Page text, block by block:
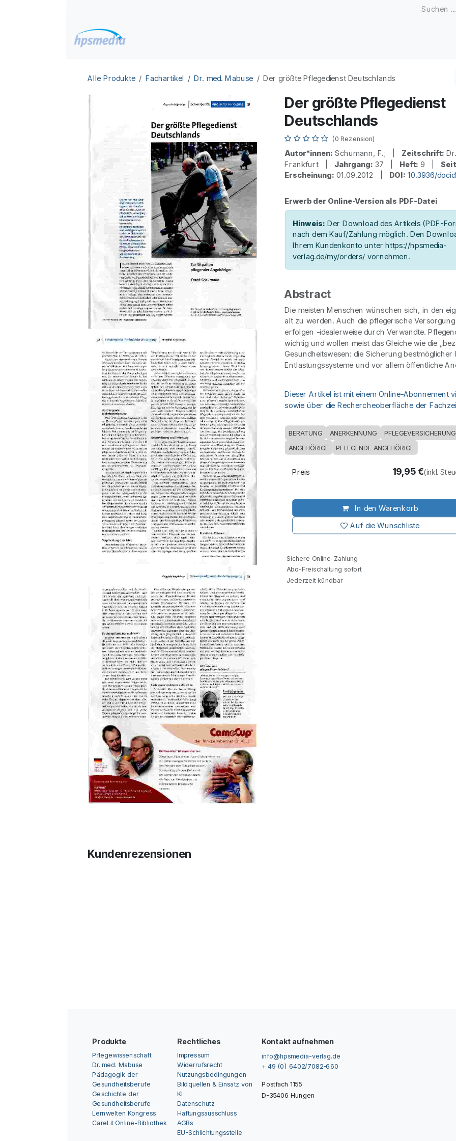
Alle Produkte Fachartikel Dr. med. Mabuse Der größte Pflegedienst Deutschlands
Der größte Pflegedienst
Deutschlands
(0 Rezension)
Autor*innen: Schumann, F.; | Zeitschrift:
Frankfurt | Jahrgang: 37 | Heft: 9 |
Erscheinung: 01.09.2012 | DOI: 10.3936/
Erwerb der Online-Version als PDF-Datei
Hinweis: Der Download des Artikels (PDF-
nach dem Kauf/Zahlung möglich. Den
Ihrem Kundenkonto unter https://hpsmedia-
verlag.de/my/orders/ vornehmen.
Abstract
Die meisten Menschen wünschen sich, in den
alt zu werden. Auch die pflegerische
erfolgen -idealerweise durch Verwandte.
wichtig und wollen meist das Gleiche wie die
Gesundheitswesen: die Sicherung bestmöglicher
Entlastungssysteme und vor allem öffentliche
Dieser Artikel ist mit einem Online-Abonnement
sowie über die Rechercheoberfläche der
BERATUNG ANERKENNUNG PFLEGEVERSICHERUNG
ANGEHÖRIGE
PFLEGENDE ANGEHÖRIGE
In den Warenkorb
Auf die Wunschliste
Preis 19,95€(inkl.
Sichere Online-Zahlung
Abo-Freischaltung sofort
Jederzeit kündbar
Kundenrezensionen
Produkte
Pflegewissenschaft
Dr. med. Mabuse
Pädagogik der
Gesundheitsberufe
Geschichte der
Gesundheitsberufe
Lernwelten Kongress
CareLit Online-Bibliothek
Rechtliches
Impressum
Widerrufsrecht
Nutzungsbedingungen
Bildquellen & Einsatz von
KI
Datenschutz
Haftungsausschluss
AGBs
EU-Schlichtungsstelle
Kontakt aufnehmen
info@hpsmedia-verlag.de
+ 49 (0) 6402/7082-660
Postfach 1155
D-35406 Hungen